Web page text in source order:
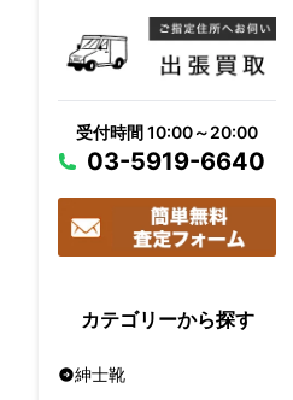
受付時間 10:00～20:00
03-5919-6640
カテゴリーから探す
紳士靴